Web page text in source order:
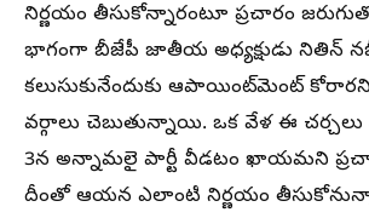
నిర్ణయం తీసుకోన్నారంటూ ప్రచారం
భాగంగా బీజేపీ జాతీయ అధ్యక్షుడు నితిన్
కలుసుకునేందుకు ఆపాయింట్‌మెంట్
వర్గాలు చెబుతున్నాయి. ఒక వేళ ఈ
3న అన్నామలై పార్టీ వీడటం ఖాయమని
దీంతో ఆయన ఎలాంటి నిర్ణయం